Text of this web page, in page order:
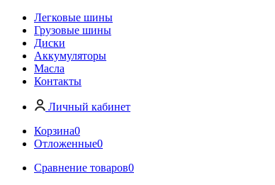
Легковые шины
Грузовые шины
Диски
Аккумуляторы
Масла
Контакты
Личный кабинет
Корзина0
Отложенные0
Сравнение товаров0